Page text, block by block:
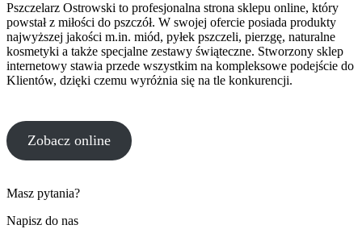
Pszczelarz Ostrowski to profesjonalna strona sklepu online, który
powstał z miłości do pszczół. W swojej ofercie posiada produkty
najwyższej jakości m.in. miód, pyłek pszczeli, pierzgę, naturalne
kosmetyki a także specjalne zestawy świąteczne. Stworzony sklep
internetowy stawia przede wszystkim na kompleksowe podejście do
Klientów, dzięki czemu wyróżnia się na tle konkurencji.
Zobacz online
Masz pytania?
Napisz do nas